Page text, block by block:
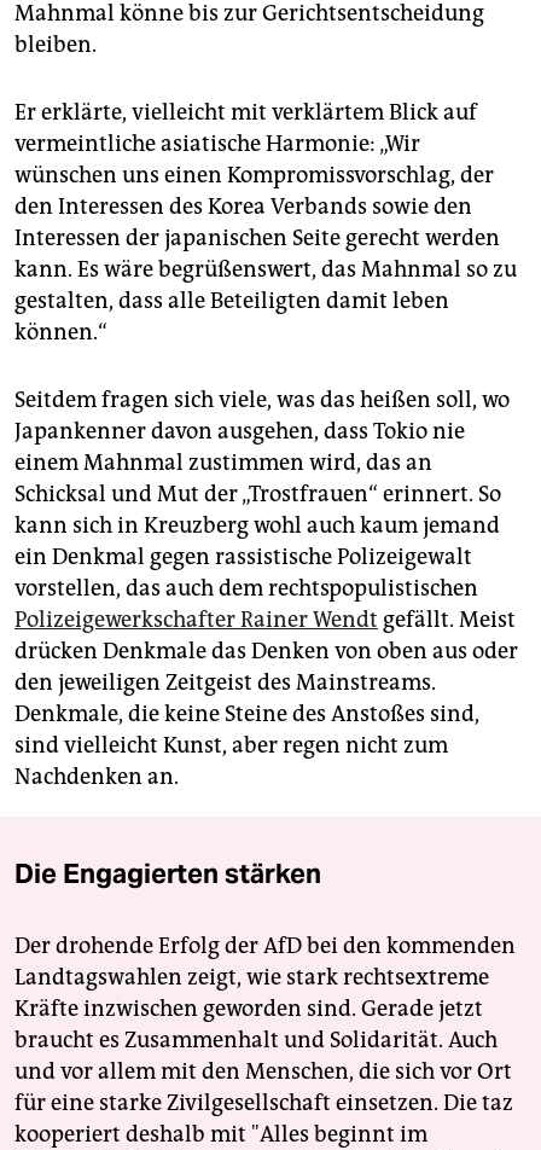
Mahnmal könne bis zur Gerichtsentscheidung
bleiben.
Er erklärte, vielleicht mit verklärtem Blick auf
vermeintliche asiatische Harmonie: „Wir
wünschen uns einen Kompromissvorschlag, der
den Interessen des Korea Verbands sowie den
Interessen der japanischen Seite gerecht werden
kann. Es wäre begrüßenswert, das Mahnmal so zu
gestalten, dass alle Beteiligten damit leben
können.“
Seitdem fragen sich viele, was das heißen soll, wo
Japankenner davon ausgehen, dass Tokio nie
einem Mahnmal zustimmen wird, das an
Schicksal und Mut der „Trostfrauen“ erinnert. So
kann sich in Kreuzberg wohl auch kaum jemand
ein Denkmal gegen rassistische Polizeigewalt
vorstellen, das auch dem rechtspopulistischen
Polizeigewerkschafter Rainer Wendt gefällt. Meist
drücken Denkmale das Denken von oben aus oder
den jeweiligen Zeitgeist des Mainstreams.
Denkmale, die keine Steine des Anstoßes sind,
sind vielleicht Kunst, aber regen nicht zum
Nachdenken an.
Die Engagierten stärken
Der drohende Erfolg der AfD bei den kommenden
Landtagswahlen zeigt, wie stark rechtsextreme
Kräfte inzwischen geworden sind. Gerade jetzt
braucht es Zusammenhalt und Solidarität. Auch
und vor allem mit den Menschen, die sich vor Ort
für eine starke Zivilgesellschaft einsetzen. Die taz
kooperiert deshalb mit "Alles beginnt im